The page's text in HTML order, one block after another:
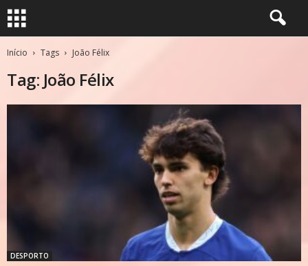
Início Tags João Félix
Tag: João Félix
DESPORTO